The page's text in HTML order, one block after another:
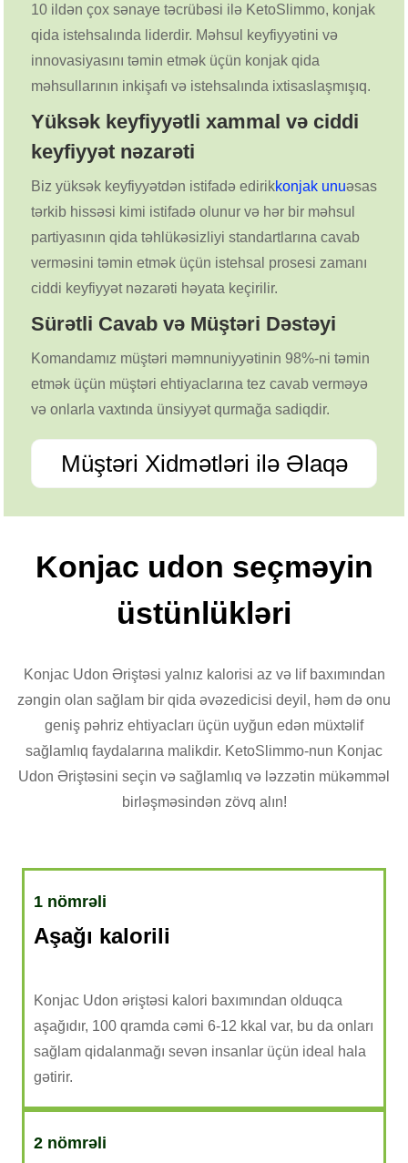
10 ildən çox sənaye təcrübəsi ilə KetoSlimmo, konjak
qida istehsalında liderdir. Məhsul keyfiyyətini və
innovasiyasını təmin etmək üçün konjak qida
məhsullarının inkişafı və istehsalında ixtisaslaşmışıq.
Yüksək keyfiyyətli xammal və ciddi
keyfiyyət nəzarəti
Biz yüksək keyfiyyətdən istifadə edirikkonjak unuəsas
tərkib hissəsi kimi istifadə olunur və hər bir məhsul
partiyasının qida təhlükəsizliyi standartlarına cavab
verməsini təmin etmək üçün istehsal prosesi zamanı
ciddi keyfiyyət nəzarəti həyata keçirilir.
Sürətli Cavab və Müştəri Dəstəyi
Komandamız müştəri məmnuniyyətinin 98%-ni təmin
etmək üçün müştəri ehtiyaclarına tez cavab verməyə
və onlarla vaxtında ünsiyyət qurmağa sadiqdir.
Müştəri Xidmətləri ilə Əlaqə
Konjac udon seçməyin
üstünlükləri
Konjac Udon Əriştəsi yalnız kalorisi az və lif baxımından
zəngin olan sağlam bir qida əvəzedicisi deyil, həm də onu
geniş pəhriz ehtiyacları üçün uyğun edən müxtəlif
sağlamlıq faydalarına malikdir. KetoSlimmo-nun Konjac
Udon Əriştəsini seçin və sağlamlıq və ləzzətin mükəmməl
birləşməsindən zövq alın!
1 nömrəli
Aşağı kalorili
Konjac Udon əriştəsi kalori baxımından olduqca
aşağıdır, 100 qramda cəmi 6-12 kkal var, bu da onları
sağlam qidalanmağı sevən insanlar üçün ideal hala
gətirir.
2 nömrəli